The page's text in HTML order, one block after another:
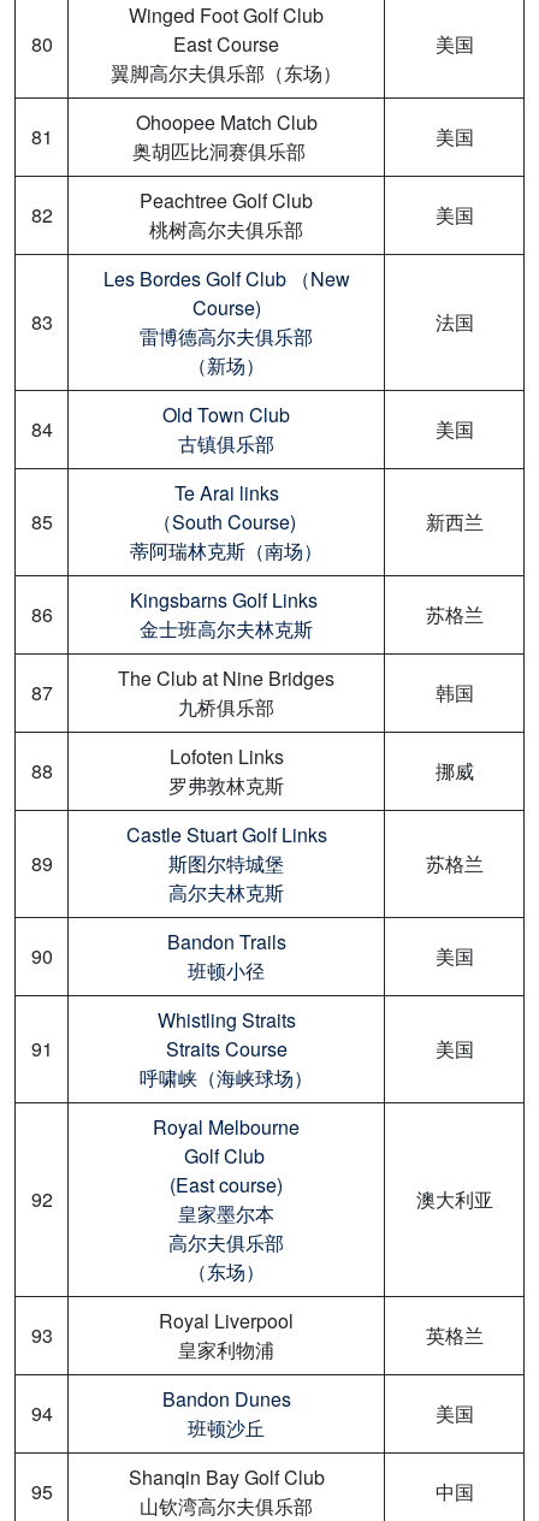
80
Winged Foot Golf Club
East Course
翼脚高尔夫俱乐部（东场）
美国
81
Ohoopee Match Club
奥胡匹比洞赛俱乐部
美国
82
Peachtree Golf Club
桃树高尔夫俱乐部
美国
83
Les Bordes Golf Club （New
Course)
雷博德高尔夫俱乐部
（新场）
法国
84
Old Town Club
古镇俱乐部
美国
85
Te Arai links
（South Course)
蒂阿瑞林克斯（南场）
新西兰
86
Kingsbarns Golf Links
金士班高尔夫林克斯
苏格兰
87
The Club at Nine Bridges
九桥俱乐部
韩国
88
Lofoten Links
罗弗敦林克斯
挪威
89
Castle Stuart Golf Links
斯图尔特城堡
高尔夫林克斯
苏格兰
90
Bandon Trails
班顿小径
美国
91
Whistling Straits
Straits Course
呼啸峡（海峡球场）
美国
92
Royal Melbourne
Golf Club
(East course)
皇家墨尔本
高尔夫俱乐部
（东场）
澳大利亚
93
Royal Liverpool
皇家利物浦
英格兰
94
Bandon Dunes
班顿沙丘
美国
95
Shanqin Bay Golf Club
山钦湾高尔夫俱乐部
中国